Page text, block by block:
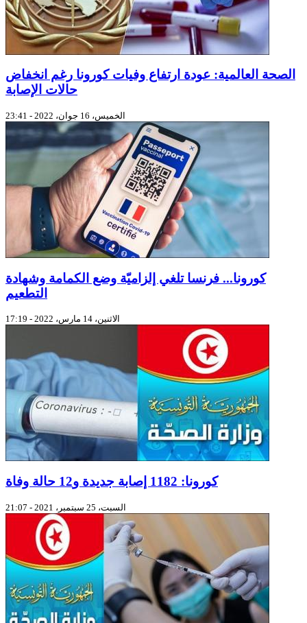
الصحة العالمية: عودة ارتفاع وفيات كورونا رغم انخفاض
حالات الإصابة
الخميس، 16 جوان، 2022 - 23:41
كورونا... فرنسا تلغي إلزاميّة وضع الكمامة وشهادة
التطعيم
الاثنين، 14 مارس، 2022 - 17:19
كورونا: 1182 إصابة جديدة و12 حالة وفاة
السبت، 25 سبتمبر، 2021 - 21:07